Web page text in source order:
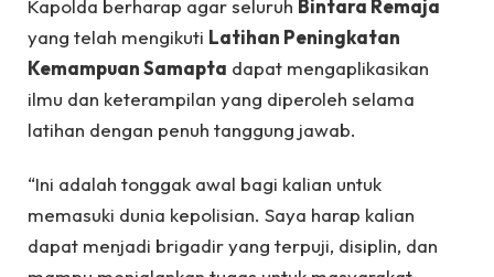
Kapolda berharap agar seluruh Bintara Remaja
yang telah mengikuti Latihan Peningkatan
Kemampuan Samapta dapat mengaplikasikan
ilmu dan keterampilan yang diperoleh selama
latihan dengan penuh tanggung jawab.
“Ini adalah tonggak awal bagi kalian untuk
memasuki dunia kepolisian. Saya harap kalian
dapat menjadi brigadir yang terpuji, disiplin, dan